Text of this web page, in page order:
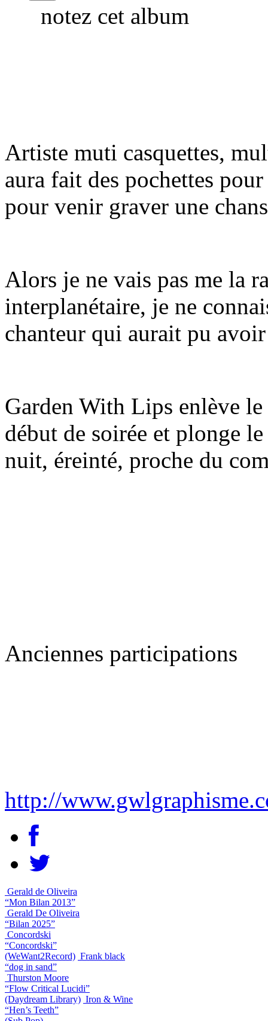
notez cet album
Artiste muti casquettes,
aura fait des pochettes
pour venir graver une
Alors je ne vais pas me la
interplanétaire, je ne
chanteur qui aurait pu
Garden With Lips enlève
début de soirée et plonge
nuit, éreinté, proche du
Anciennes participations
http://
Gerald de Oliveira
“Mon Bilan 2013”
Gerald De Oliveira
“Bilan 2025”
Concordski
“Concordski”
(WeWant2Record) Frank black
“dog in sand”
Thurston Moore
“Flow Critical Lucidi”
(Daydream Library) Iron & Wine
“Hen’s Teeth”